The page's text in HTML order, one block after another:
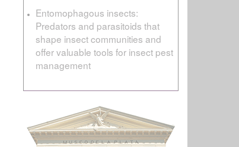
Entomophagous insects:
Predators and parasitoids that
shape insect communities and
offer valuable tools for insect pest
management